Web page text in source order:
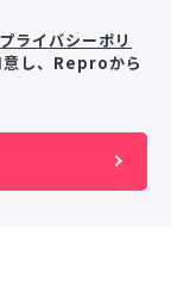
プライバシーポリ
意し、Reproから